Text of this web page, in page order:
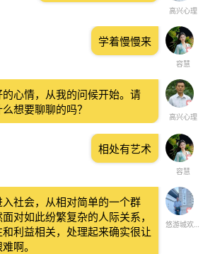
高兴心理
容慧
学着慢慢来
高兴心理
心情，从我的问候开始。请
想要聊聊的吗？
容慧
相处有艺术
悠游城欢迎您
社会，从相对简单的一个群
对如此纷繁复杂的人际关系，
利益相关，处理起来确实很让
啊。